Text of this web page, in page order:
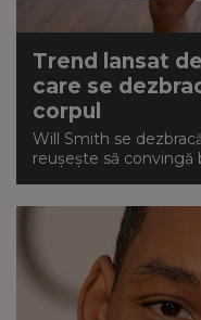
Trend lansat
care se
corpul
Will Smith se
reușește să convingă